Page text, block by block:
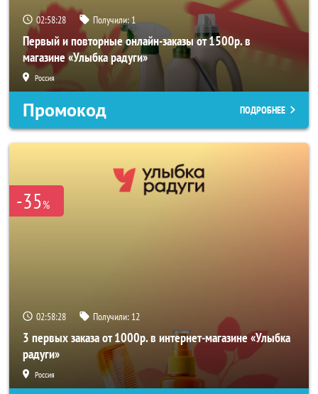
02:58:27 Получили:1
Первый и повторные онлайн-заказы от 1500р. в
магазине «Улыбка радуги»
Россия
Промокод ПОДРОБНЕЕ
-35%
02:58:27 Получили: 12
3 первых заказа от 1000р. в интернет-магазине «Улыбка
радуги»
Россия